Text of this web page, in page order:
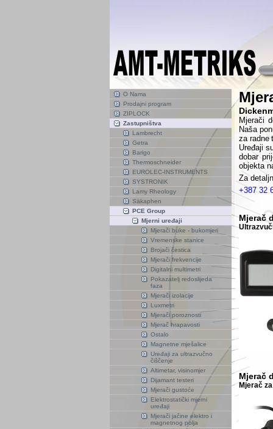
O Nama
Prodajni program
ZIPLOCK
Zastupništva
Lambrecht
Getra
Barigo
Thermoschneider
EUROLEC-INSTRUMENTS
SYSTRONIK
Lamy Rheology
Säkaphen
PCE Group
Mjerni uređaji
Mjerači buke - bukomjeri
Vremenske stanice
Brojači čestica
Mjerači frekvencije
Digitalni multimetri
Pokazatelj redoslijeda
faza
Mjerači izolacije
Luxmetri
Mjerači poroznosti
Mjerač hrapavosti
Ostalo
Magnetne mješalice
Uređaji za ultrazvučno
čiščenje
Altimetar, visinomjer
Dijamant testeri
Mjerači gustoće
Elektrostatički mjerni
uređaji
Mjerači jačine elektro i
magnetnog polja
Mjerači
Naša
za radne
Uređaji
dobar
objekta
Za
+387 32
Mjerač
Mjerač
Mjerač